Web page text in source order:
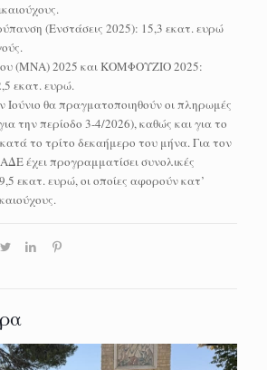
(Ενστάσεις 2025): 15,3 εκατ. ευρώ
(ΜΝΑ) 2025 και ΚΟΜΦΟΥΖΙΟ 2025:
εκατ. ευρώ.
Ιούνιο θα πραγματοποιηθούν οι πληρωμές
την περίοδο 3-4/2026), καθώς και για το
το τρίτο δεκαήμερο του μήνα. Για τον
έχει προγραμματίσει συνολικές
εκατ. ευρώ, οι οποίες αφορούν κατ’